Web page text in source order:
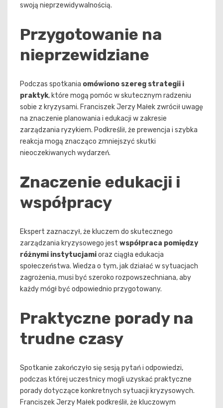
swoją nieprzewidywalnością.
Przygotowanie na
nieprzewidziane
Podczas spotkania omówiono szereg strategii i
praktyk, które mogą pomóc w skutecznym radzeniu
sobie z kryzysami. Franciszek Jerzy Małek zwrócił uwagę
na znaczenie planowania i edukacji w zakresie
zarządzania ryzykiem. Podkreślił, że prewencja i szybka
reakcja mogą znacząco zmniejszyć skutki
nieoczekiwanych wydarzeń.
Znaczenie edukacji i
współpracy
Ekspert zaznaczył, że kluczem do skutecznego
zarządzania kryzysowego jest współpraca pomiędzy
różnymi instytucjamioraz ciągła edukacja
społeczeństwa. Wiedza o tym, jak działać w sytuacjach
zagrożenia, musi być szeroko rozpowszechniana, aby
każdy mógł być odpowiednio przygotowany.
Praktyczne porady na
trudne czasy
Spotkanie zakończyło się sesją pytań i odpowiedzi,
podczas której uczestnicy mogli uzyskać praktyczne
porady dotyczące konkretnych sytuacji kryzysowych.
Franciszek Jerzy Małek podkreślił, że kluczowym